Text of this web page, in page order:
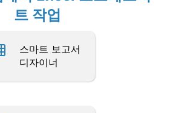
트 작업
스마트 보고서
디자이너